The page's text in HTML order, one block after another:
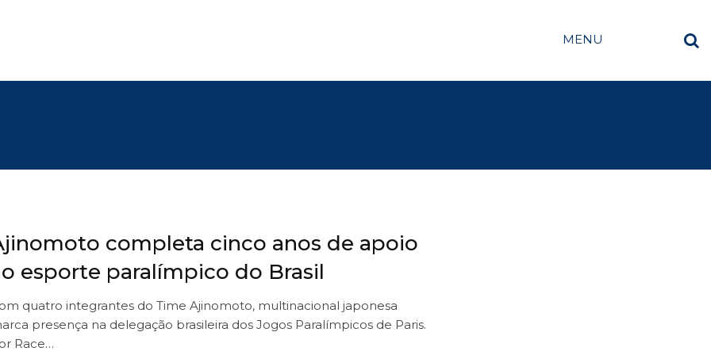
MENU
completa cinco anos de apoio
esporte paralímpico do Brasil
quatro integrantes do Time Ajinomoto, multinacional japonesa
presença na delegação brasileira dos Jogos Paralímpicos de Paris.
Race…